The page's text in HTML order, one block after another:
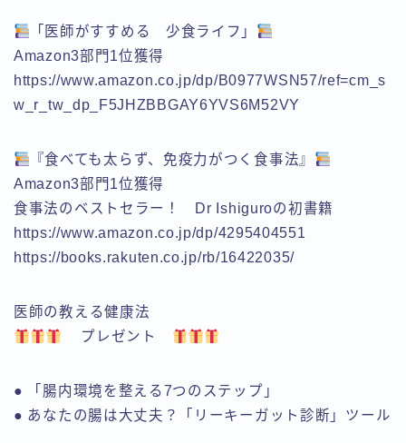
「医師がすすめる 少食ライフ」
Amazon3部門1位獲得
https://www.amazon.co.jp/dp/B0977WSN57/ref=cm_s
w_r_tw_dp_F5JHZBBGAY6YVS6M52VY
『食べても太らず、免疫力がつく食事法』
Amazon3部門1位獲得
食事法のベストセラー！ Dr Ishiguroの初書籍
https://www.amazon.co.jp/dp/4295404551
https://books.rakuten.co.jp/rb/16422035/
医師の教える健康法
プレゼント
● 「腸内環境を整える7つのステップ」
● あなたの腸は大丈夫？「リーキーガット診断」 ツール